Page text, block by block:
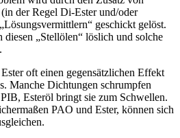
der Regel Di-Ester und/oder
geschickt gelöst.
„Stellölen“ löslich und solche
oft einen gegensätzlichen Effekt
Manche Dichtungen schrumpfen
Esteröl bringt sie zum Schwellen.
PAO und Ester, können sich